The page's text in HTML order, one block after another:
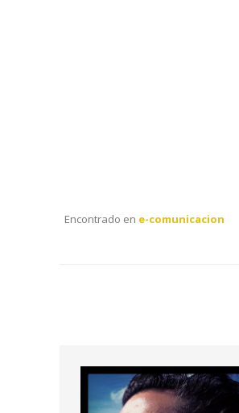
Encontrado en e-comunicacion